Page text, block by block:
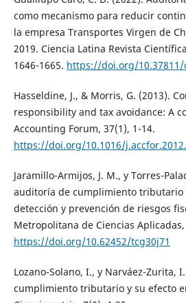
como mecanismo para reducir
la empresa Transportes Virgen de
2019. Ciencia Latina Revista
1646-1665. https://doi.org/10.37811/
Hasseldine, J., & Morris, G. (2013).
responsibility and tax avoidance: A
Accounting Forum, 37(1), 1-14.
https://doi.org/10.1016/
Jaramillo-Armijos, J. M., y Torres-
auditoría de cumplimiento tributario
detección y prevención de riesgos
Metropolitana de Ciencias Aplicadas,
https://doi.org/10.62452/tcg30j71
Lozano-Solano, I., y Narváez-Zurita,
cumplimiento tributario y su efecto